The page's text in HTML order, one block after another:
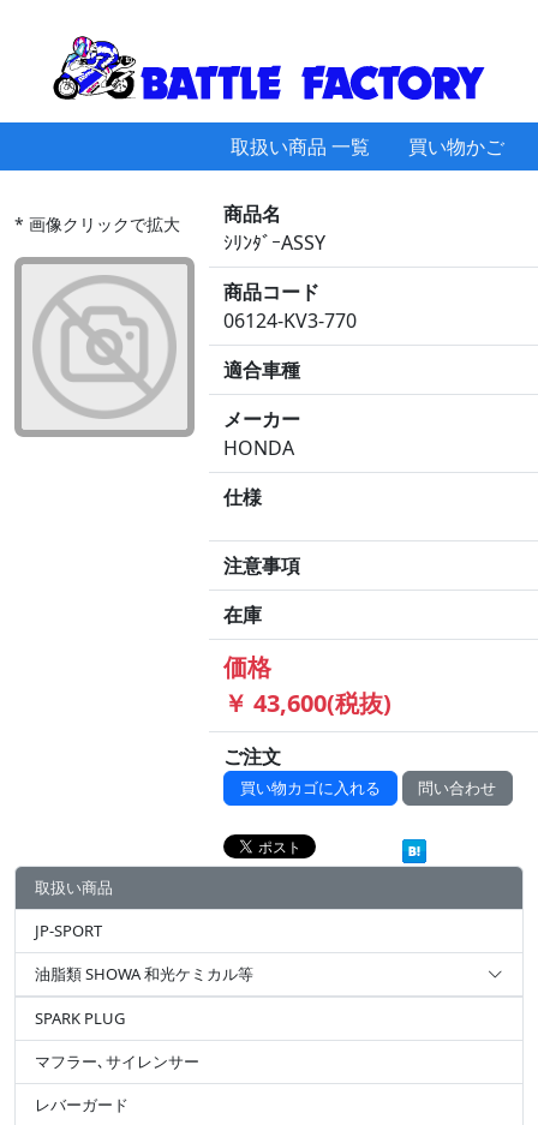
取扱い商品 一覧 買い物かご
取扱い商品
JP-SPORT
油脂類 SHOWA 和光ケミカル等
SPARK PLUG
マフラー､サイレンサー
レバーガード
* 画像クリックで拡大
商品名
ｼﾘﾝﾀﾞｰASSY
商品コード
06124-KV3-770
適合車種
メーカー
HONDA
仕様
注意事項
在庫
価格
￥ 43,600(税抜)
ご注文
買い物カゴに入れる 問い合わせ